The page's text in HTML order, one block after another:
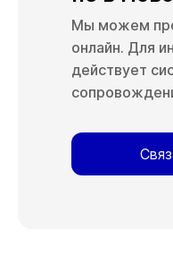
Мы можем
онлайн. Для
действует